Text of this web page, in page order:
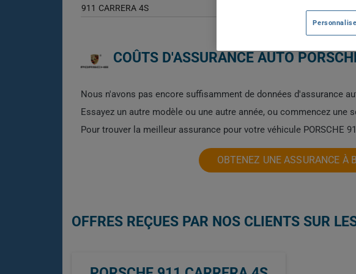
911 CARRERA 4S
COÛTS D'ASSURANCE AUTO
Nous n'avons pas encore suffisamment de données d'assurance
Essayez un autre modèle ou une autre année, ou commencez une
Pour trouver la meilleur assurance pour votre véhicule PORSCHE
OBTENEZ UNE ASSURANCE À
OFFRES REÇUES PAR NOS CLIENTS SUR